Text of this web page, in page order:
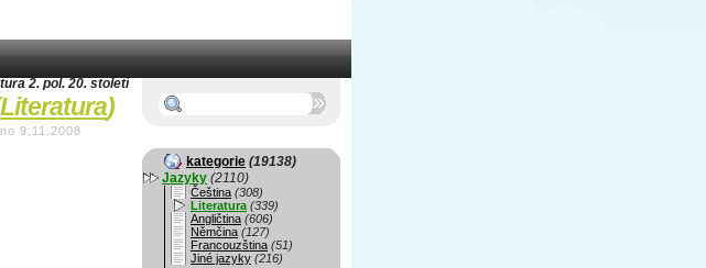
2. pol. 20. století
Literatura)
9.11.2008
kategorie (19138)
Jazyky (2110)
Čeština (308)
Literatura (339)
Angličtina (606)
Němčina (127)
Francouzština (51)
Jiné jazyky (216)